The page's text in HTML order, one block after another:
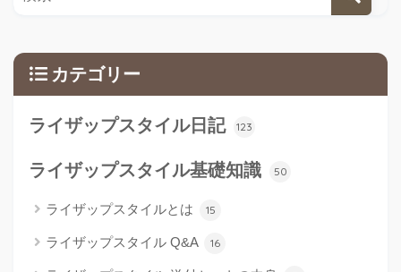
カテゴリー
ライザップスタイル日記 123
ライザップスタイル基礎知識 50
ライザップスタイルとは 15
ライザップスタイル Q&A 16